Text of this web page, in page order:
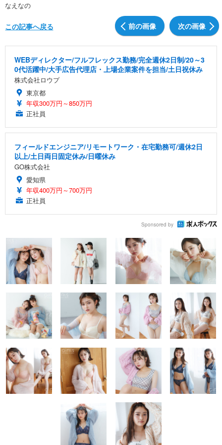
なえなの
前の画像 次の画像
この記事へ戻る
WEBディレクター/フルフレックス勤務/完全週休2日制/20～3
0代活躍中/大手広告代理店・上場企業案件を担当/土日祝休み
株式会社ロウプ
東京都
年収300万円～850万円
正社員
フィールドエンジニア/リモートワーク・在宅勤務可/週休2日
以上/土日両日固定休み/日曜休み
GO株式会社
愛知県
年収400万円～700万円
正社員
Sponsored by